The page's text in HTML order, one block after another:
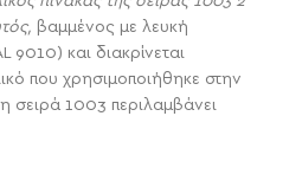
βαμμένος με λευκή
9010) και διακρίνεται
που χρησιμοποιήθηκε στην
σειρά 1003 περιλαμβάνει